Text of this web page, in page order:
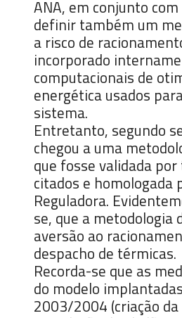
ANA, em conjunto
definir também um
a risco de
incorporado
computacionais de
energética usados
sistema.
Entretanto, segundo
chegou a uma
que fosse validada
citados e homologada
Reguladora.
se, que a metodologia
aversão ao
despacho de térmicas.
Recorda-se que as
do modelo
2003/2004 (criação da